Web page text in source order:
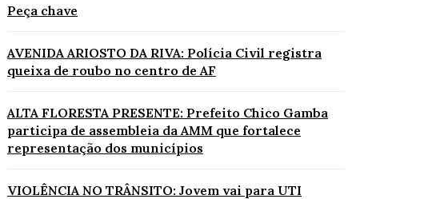
Peça chave
AVENIDA ARIOSTO DA RIVA: Polícia Civil registra
queixa de roubo no centro de AF
ALTA FLORESTA PRESENTE: Prefeito Chico Gamba
participa de assembleia da AMM que fortalece
representação dos municípios
VIOLÊNCIA NO TRÂNSITO: Jovem vai para UTI